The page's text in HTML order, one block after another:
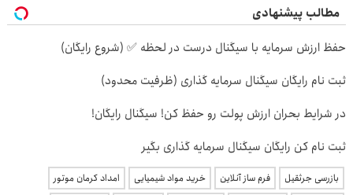
مطالب پیشنهادی
حفظ ارزش سرمایه با سیگنال درست در لحظه ✅ (شروع رایگان)
ثبت نام رایگان سیگنال سرمایه گذاری (ظرفیت محدود)
در شرایط بحران ارزش پولت رو حفظ کن! سیگنال رایگان!
ثبت نام کن رایگان سیگنال سرمایه گذاری بگیر
بازرسی جرثقیل فرم ساز آنلاین خرید مواد شیمیایی
امداد کرمان موتور